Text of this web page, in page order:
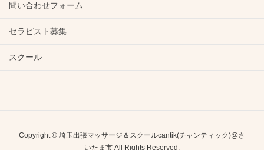
問い合わせフォーム
セラピスト募集
スクール
Copyright © 埼玉出張マッサージ＆スクールcantik(チャンティック)@さ
いたま市 All Rights Reserved.